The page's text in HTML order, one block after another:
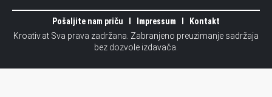
Pošaljite nam priču Impressum
Kontakt
Kroativ.at Sva prava zadržana. Zabranjeno preuzimanje sadržaja
bez dozvole izdavača.